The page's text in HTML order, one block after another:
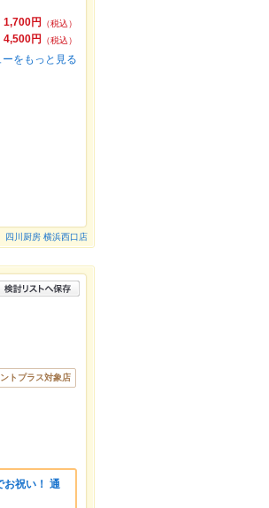
1,700円
（税込）
4,500円
（税込）
をもっと見る
四川厨房 横浜西口店
トプラス対象店
お祝い！ 通